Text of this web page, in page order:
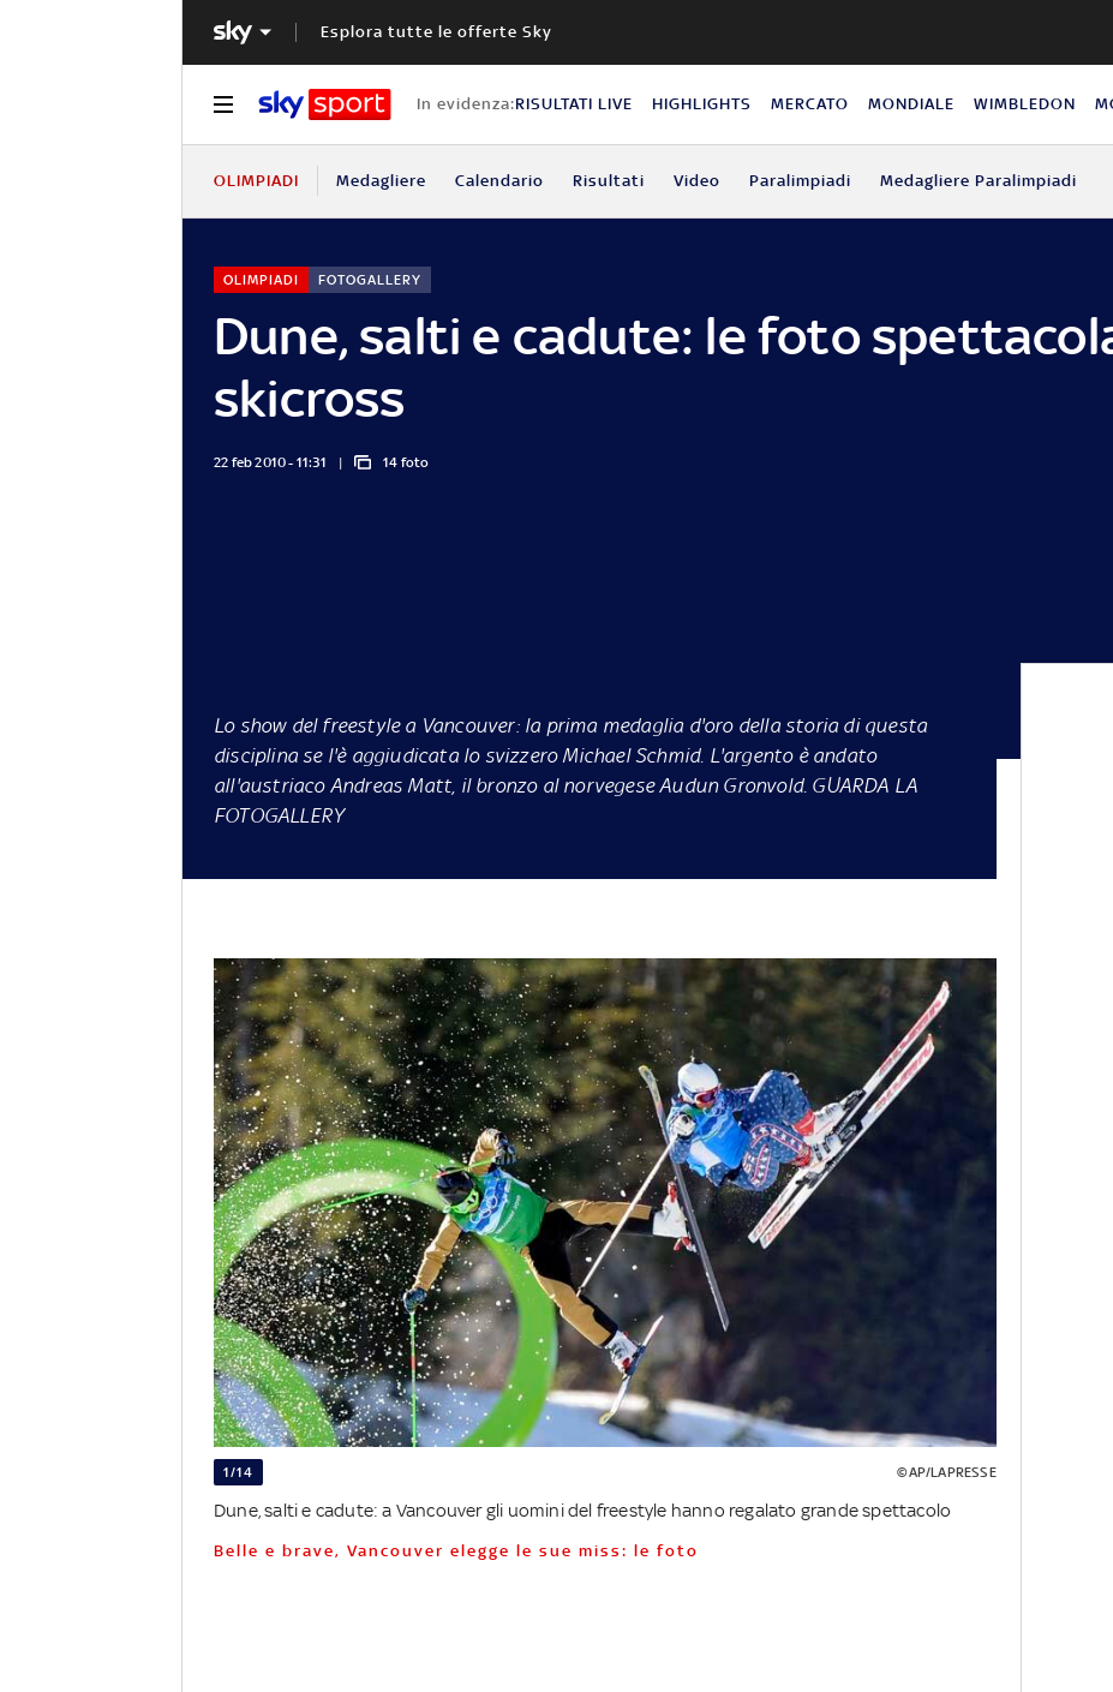
Esplora tutte le offerte Sky
In evidenza:RISULTATI LIVE HIGHLIGHTS MERCATO MONDIALE WIMBLEDON
OLIMPIADI Medagliere Calendario Risultati Video Paralimpiadi Medagliere Paralimpiadi
Dune, salti e cadute: le foto
skicross
OLIMPIADI FOTOGALLERY
22 feb 2010 - 11:31 14 foto
Lo show del freestyle a Vancouver: la prima medaglia d'oro della storia di questa
disciplina se l'è aggiudicata lo svizzero Michael Schmid. L'argento è andato
all'austriaco Andreas Matt, il bronzo al norvegese Audun Gronvold. GUARDA LA
FOTOGALLERY
1/14 ©AP/LAPRESSE
Dune, salti e cadute: a Vancouver gli uomini del freestyle hanno regalato grande spettacolo
Belle e brave, Vancouver elegge le sue miss: le foto